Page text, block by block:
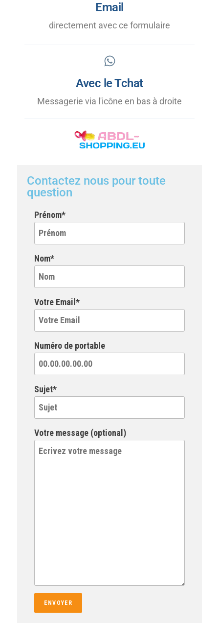
Email
directement avec ce formulaire
Avec le Tchat
Messagerie via l'icône en bas à droite
Contactez nous pour toute
question
Prénom*
Nom*
Votre Email*
Numéro de portable
Sujet*
Votre message (optional)